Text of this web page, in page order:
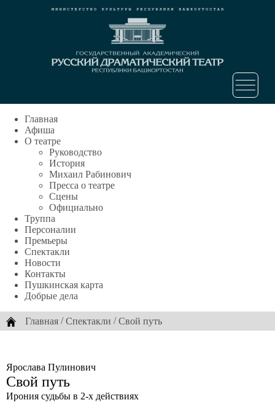
Главная
Афиша
О театре
Руководство
История
Михаил Рабинович
Пресса о театре
Сцены
Официально
Труппа
Персоналии
Премьеры
Спектакли
Новости
Контакты
Пушкинская карта
Добрые дела
Главная /Спектакли /Свой путь
Ярослава Пулинович
Свой путь
Ирония судьбы в 2-х действиях